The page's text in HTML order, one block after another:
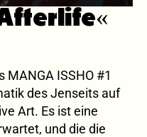
MANGA ISSHO #1
des Jenseits auf
Art. Es ist eine
und die die